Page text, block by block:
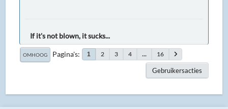
If it's not blown, it sucks...
OMHOOG Pagina's 1 2 3 4 ... 16
Gebruikersacties